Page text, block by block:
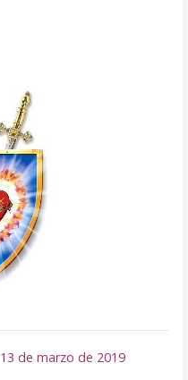
13 de marzo de 2019